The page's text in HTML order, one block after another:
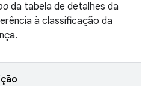
da tabela de detalhes da
à classificação da